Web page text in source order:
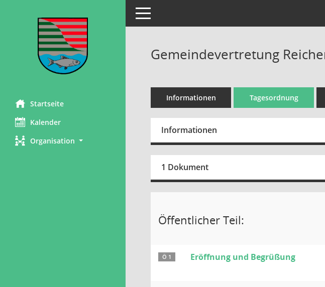
Startseite
Kalender
Organisation
Toggle navigation
Gemeindevertretung
Informationen Tagesordnung
Informationen
1 Dokument
Öffentlicher Teil:
Ö 1 Eröffnung und Begrüßung